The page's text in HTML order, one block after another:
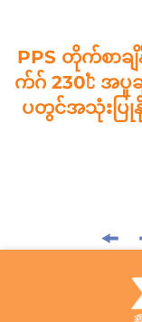
PPS တိုက်စာခ
က်ဂ် 230℃ အပူခ
ပတွင်အသုံးပြု